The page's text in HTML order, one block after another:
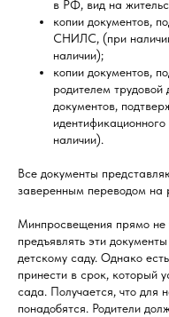
в РФ, вид на
копии документов,
СНИЛС, (при
наличии);
копии документов,
родителем трудовой
документов,
наличии).
Все документы
заверенным переводом на
Минпросвещения прямо не
предъявлять эти
детскому саду. Однако
принести в срок, который
сада. Получается, что для
понадобятся. Родители